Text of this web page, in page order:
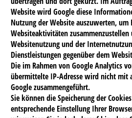
Website wird Google diese
Nutzung der Website auszuwerten, um
Websiteaktivitäten
Websitenutzung und der
Dienstleistungen gegenüber dem
Die im Rahmen von Google Analytics
übermittelte IP-Adresse wird nicht mit
Google zusammengeführt.
Sie können die Speicherung der
entsprechende Einstellung Ihrer